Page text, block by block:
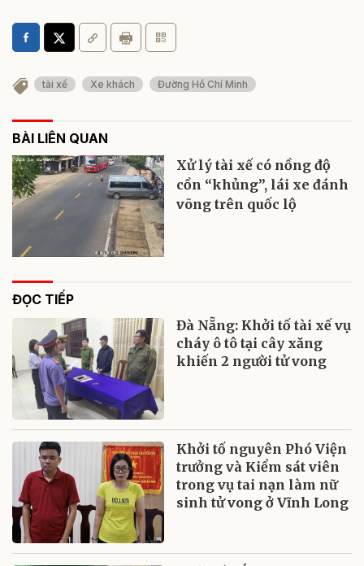
tài xế Xe khách Đường Hồ Chí Minh
BÀI LIÊN QUAN
Xử lý tài xế có nồng độ
cồn “khủng”, lái xe đánh
võng trên quốc lộ
ĐỌC TIẾP
Đà Nẵng: Khởi tố tài xế vụ
cháy ô tô tại cây xăng
khiến 2 người tử vong
Khởi tố nguyên Phó Viện
trưởng và Kiểm sát viên
trong vụ tai nạn làm nữ
sinh tử vong ở Vĩnh Long